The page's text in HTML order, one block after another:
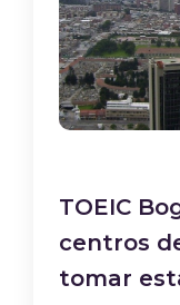
TOEIC
centros
tomar